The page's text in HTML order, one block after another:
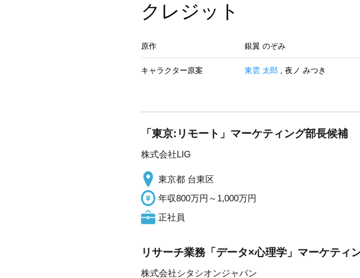
クレジット
原作 銀翼 のぞみ
キャラクター原案 東雲 太郎 , 夜ノ みつき
「東京:リモート」マーケティング部長候補
株式会社LIG
東京都 台東区
年収800万円～1,000万円
正社員
リサーチ業務「データ×心理学」マーケティ
株式会社シタシオンジャパン